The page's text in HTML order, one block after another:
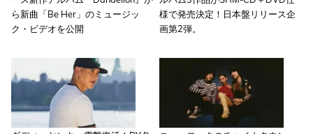
ら新曲「Be Her」のミュージッ
ク・ビデオを公開
様で発売決定！日本盤リリース企
画第2弾。